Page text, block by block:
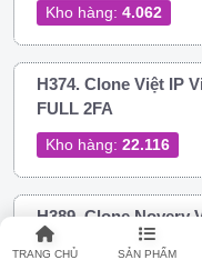
TRANG CHỦ SẢN PHẨM
Kho hàng: 4.062
H374. Clone Việt IP
FULL 2FA
Kho hàng: 22.116
H389. Clone Novery
Phone Android